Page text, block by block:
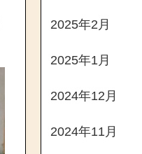
2025年2月
2025年1月
2024年12月
2024年11月